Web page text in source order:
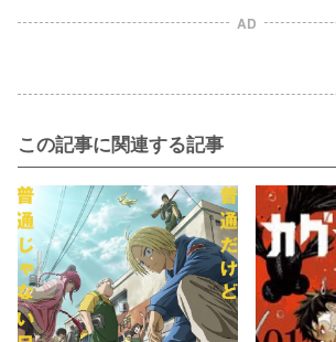
AD
この記事に関連する記事